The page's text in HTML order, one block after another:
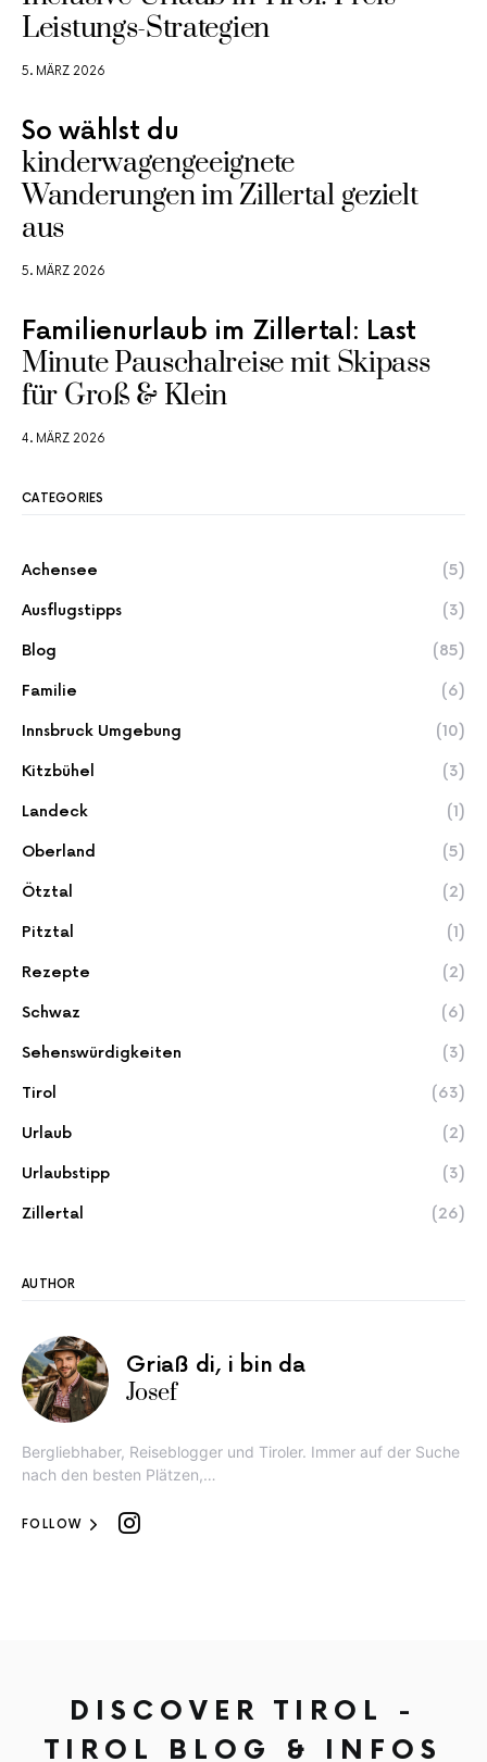
Leistungs-Strategien
5. MÄRZ 2026
So wählst du
kinderwagengeeignete
Wanderungen im Zillertal gezielt
aus
5. MÄRZ 2026
Familienurlaub im Zillertal: Last
Minute Pauschalreise mit Skipass
für Groß & Klein
4. MÄRZ 2026
CATEGORIES
Achensee (5)
Ausflugstipps (3)
Blog (85)
Familie (6)
Innsbruck Umgebung (10)
Kitzbühel (3)
Landeck (1)
Oberland (5)
Ötztal (2)
Pitztal (1)
Rezepte (2)
Schwaz (6)
Sehenswürdigkeiten (3)
Tirol (63)
Urlaub (2)
Urlaubstipp (3)
Zillertal (26)
AUTHOR
Griaß di, i bin da
Josef
Bergliebhaber, Reiseblogger und Tiroler. Immer auf der Suche
nach den besten Plätzen,…
FOLLOW
DISCOVER TIROL -
TIROL BLOG & INFOS